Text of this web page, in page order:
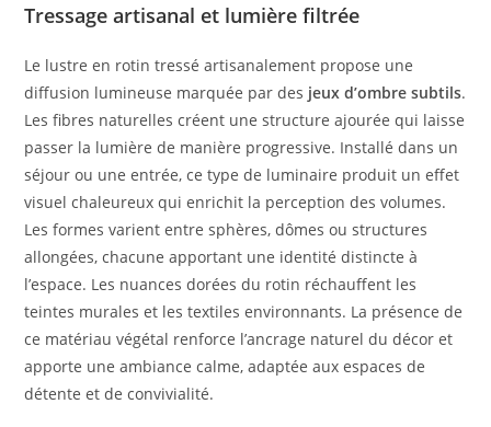
Tressage artisanal et lumière filtrée
Le lustre en rotin tressé artisanalement propose une
diffusion lumineuse marquée par des jeux d’ombre subtils.
Les fibres naturelles créent une structure ajourée qui laisse
passer la lumière de manière progressive. Installé dans un
séjour ou une entrée, ce type de luminaire produit un effet
visuel chaleureux qui enrichit la perception des volumes.
Les formes varient entre sphères, dômes ou structures
allongées, chacune apportant une identité distincte à
l’espace. Les nuances dorées du rotin réchauffent les
teintes murales et les textiles environnants. La présence de
ce matériau végétal renforce l’ancrage naturel du décor et
apporte une ambiance calme, adaptée aux espaces de
détente et de convivialité.